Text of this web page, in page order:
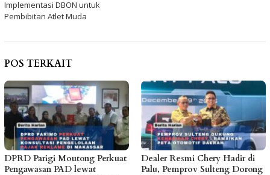
Implementasi DBON untuk
Pembibitan Atlet Muda
POS TERKAIT
DPRD Parigi Moutong Perkuat
Pengawasan PAD lewat
Dealer Resmi Chery Hadir di
Palu, Pemprov Sulteng Dorong